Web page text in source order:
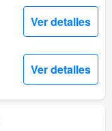
Ver detalles
Ver detalles